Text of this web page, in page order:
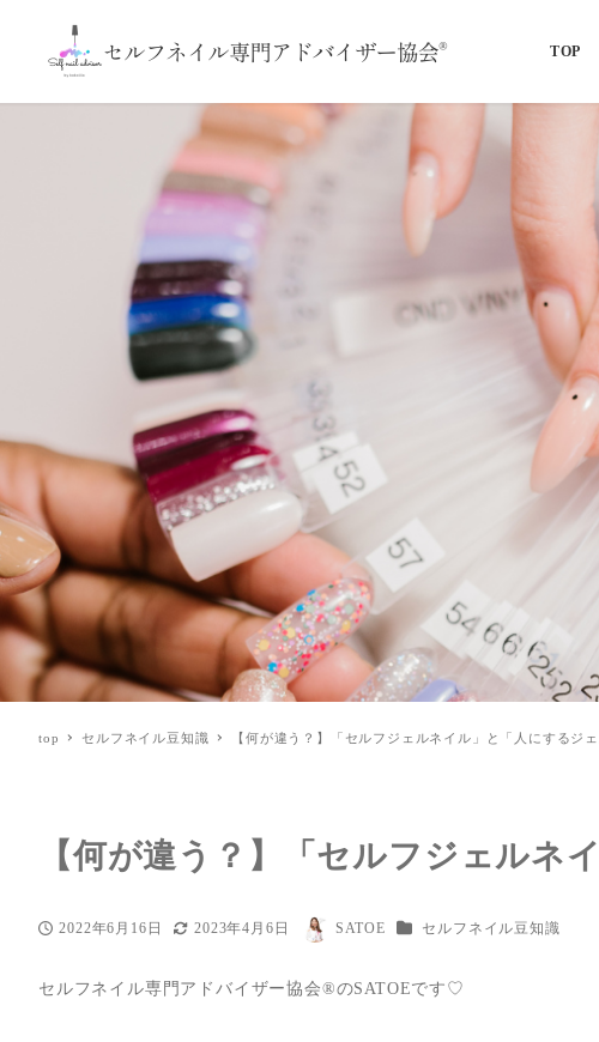
TOP
top セルフネイル豆知識 【何が違う？】「セルフジェルネイル」と「人にするジェ
【何が違う？】「セルフジェルネ
投稿日
2022年6月16日
更新日
2023年4月6日
著
SATOE カテゴリー
セルフネイル豆知識
セルフネイル専門アドバイザー協会®︎のSATOEです♡